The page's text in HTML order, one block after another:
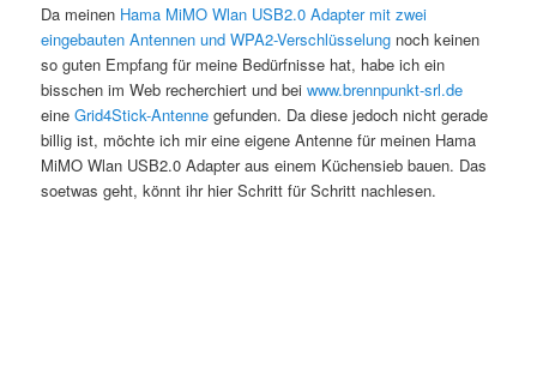
Da meinen Hama MiMO Wlan USB2.0 Adapter mit zwei
eingebauten Antennen und WPA2-Verschlüsselung noch keinen
so guten Empfang für meine Bedürfnisse hat, habe ich ein
bisschen im Web recherchiert und beiwww.brennpunkt-srl.de
eineGrid4Stick-Antenne gefunden. Da diese jedoch nicht gerade
billig ist, möchte ich mir eine eigene Antenne für meinen Hama
MiMO Wlan USB2.0 Adapter aus einem Küchensieb bauen. Das
soetwas geht, könnt ihr hier Schritt für Schritt nachlesen.